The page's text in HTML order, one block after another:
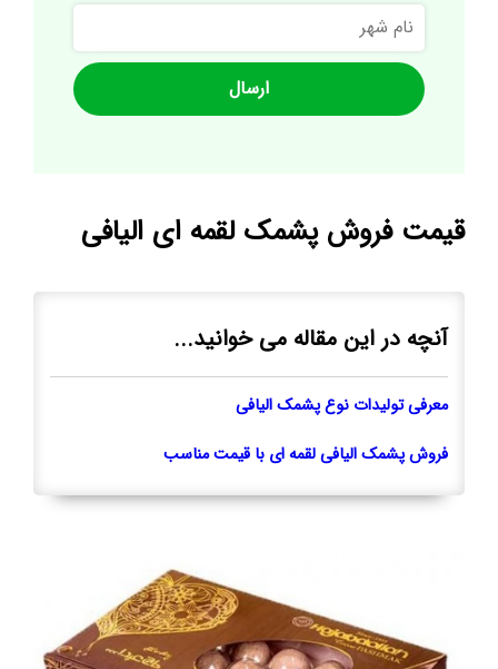
نام
شهر
قیمت فروش پشمک لقمه ای الیافی
آنچه در این مقاله می خوانید...
معرفی تولیدات نوع پشمک الیافی
فروش پشمک الیافی لقمه ای با قیمت مناسب